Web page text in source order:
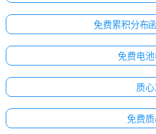
免费累积分布
免费电
质
免费